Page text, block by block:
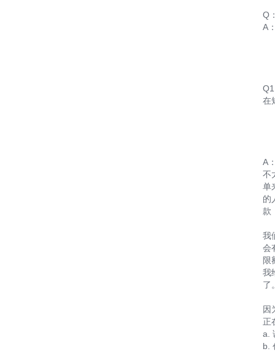
Q
A
在
A
不
单
的
款
我
会
限
我
了
因
正
a.
b.